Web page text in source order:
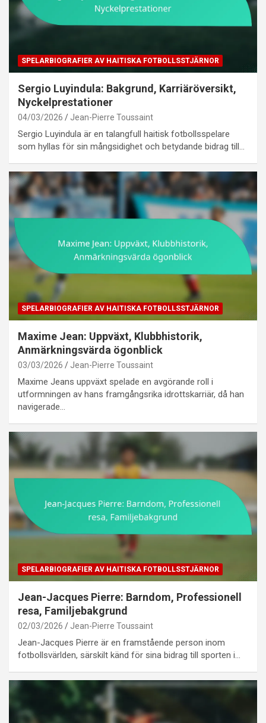
SPELARBIOGRAFIER AV HAITISKA FOTBOLLSSTJÄRNOR
Sergio Luyindula: Bakgrund, Karriäröversikt,
Nyckelprestationer
04/03/2026 Jean-Pierre Toussaint
Sergio Luyindula är en talangfull haitisk fotbollsspelare
som hyllas för sin mångsidighet och betydande bidrag till…
SPELARBIOGRAFIER AV HAITISKA FOTBOLLSSTJÄRNOR
Maxime Jean: Uppväxt, Klubbhistorik,
Anmärkningsvärda ögonblick
03/03/2026 Jean-Pierre Toussaint
Maxime Jeans uppväxt spelade en avgörande roll i
utformningen av hans framgångsrika idrottskarriär, då han
navigerade…
SPELARBIOGRAFIER AV HAITISKA FOTBOLLSSTJÄRNOR
Jean-Jacques Pierre: Barndom, Professionell
resa, Familjebakgrund
02/03/2026 Jean-Pierre Toussaint
Jean-Jacques Pierre är en framstående person inom
fotbollsvärlden, särskilt känd för sina bidrag till sporten i…